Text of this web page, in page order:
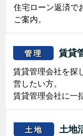
住宅ローン返済で
ご案内。
管理 賃貸
賃貸管理会社を探
営したい方。
賃貸管理会社に一
土地 土地